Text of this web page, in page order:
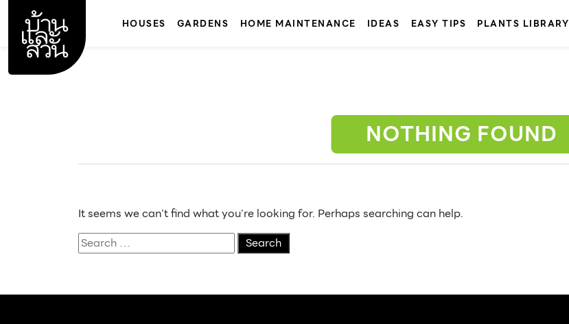
content
HOUSES GARDENS HOME MAINTENANCE IDEAS EASY TIPS PLANTS LIBRARY
NOTHING FOUND
It seems we can’t find what you’re looking for. Perhaps searching can help.
Search
for: